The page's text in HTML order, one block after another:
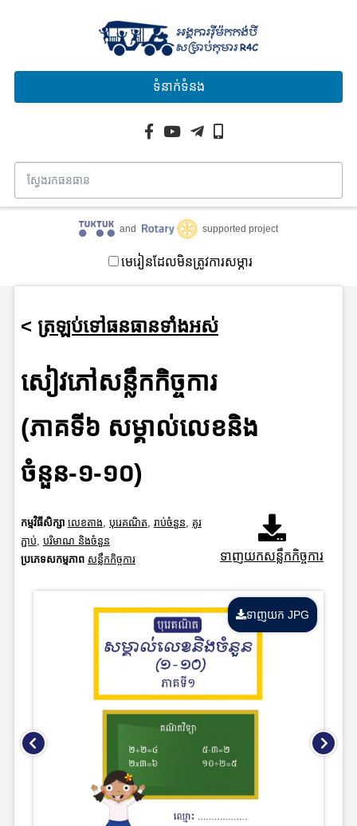
ទំនាក់ទំនង
and supported project
មេរៀនដែលមិនត្រូវការសម្ភារ
< ត្រឡប់ទៅធនធានទាំងអស់
សៀវភៅសន្លឹកកិច្ចការ
(ភាគទី៦ សម្គាល់លេខនិង
ចំនួន-១-១០)
ទាញយកសន្លឹកកិច្ចការ
កម្មវិធីសិក្សា លេខតាង បុរេគណិត រាប់ចំនួន
គូរ
ភ្ជាប់, បរិមាណ និងចំនួន
ប្រភេទសកម្មភាព សន្លឹកកិច្ចការ
ទាញយក JPG